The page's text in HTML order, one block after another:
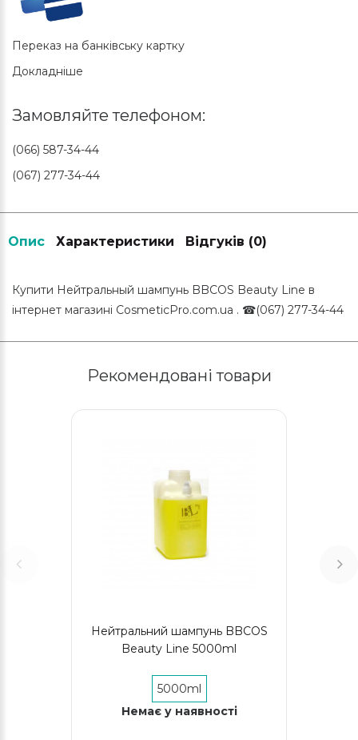
Переказ на банківську картку
Докладніше
Замовляйте телефоном:
(066) 587-34-44
(067) 277-34-44
Опис Характеристики Відгуків (0)
Купити Нейтральный шампунь BBCOS Beauty Line в
інтернет магазині CosmeticPro.com.ua . ☎(067) 277-34-44
Рекомендовані товари
Нейтральний шампунь BBCOS
Beauty Line 5000ml
5000ml
Немає у наявності